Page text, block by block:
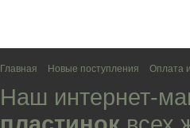
Главная Новые поступления Оплата
Наш интернет-